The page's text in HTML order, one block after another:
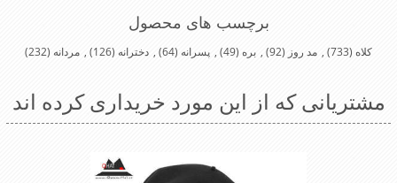
برچسب های محصول
کلاه (733)
, مد روز (92)
, بره (49)
, پسرانه (64)
, دخترانه (126)
, مردانه (232)
مشتریانی که از این مورد خریداری کرده اند